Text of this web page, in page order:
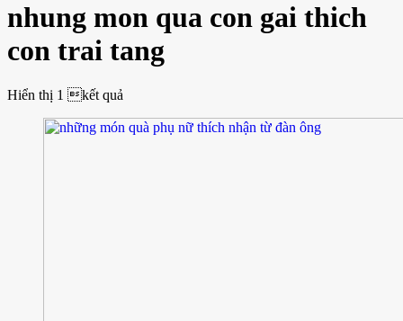
nhung mon qua con gai thich
con trai tang
Hiển thị 1 kết quả